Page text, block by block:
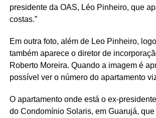
presidente da OAS, Léo Pinheiro, que
costas.”
Em outra foto, além de Leo Pinheiro,
também aparece o diretor de
Roberto Moreira. Quando a imagem é
possível ver o número do apartamento
O apartamento onde está o ex-
do Condomínio Solaris, em Guarujá,